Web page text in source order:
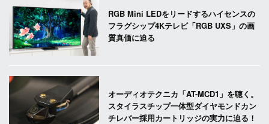
RGB Mini LEDをリードするハイセンスの
フラグシップ4Kテレビ「RGB UXS」の画
質真価に迫る
オーディオテクニカ「AT-MCD1」を聴く。
スタイラスチップ一体型ダイヤモンドカン
チレバー採用カートリッジの実力に迫る！